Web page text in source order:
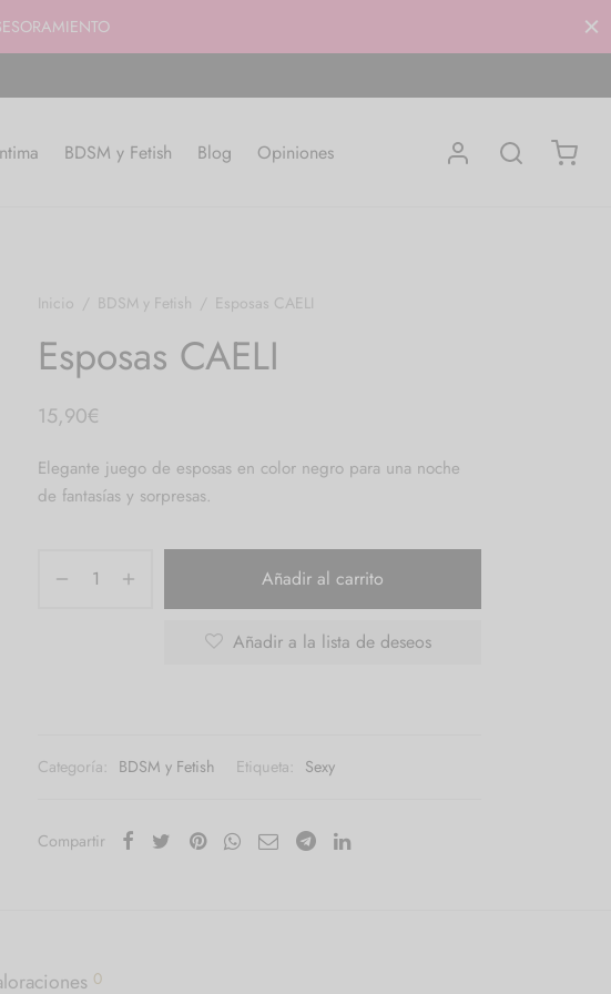
BDSM y Fetish Blog Opiniones
Inicio / BDSM y Fetish / Esposas CAELI
Esposas CAELI
15,90€
Elegante juego de esposas en color negro para una noche
de fantasías y sorpresas.
Añadir al carrito
Añadir a la lista de deseos
Categoría: BDSM y Fetish Etiqueta: Sexy
Compartir
0